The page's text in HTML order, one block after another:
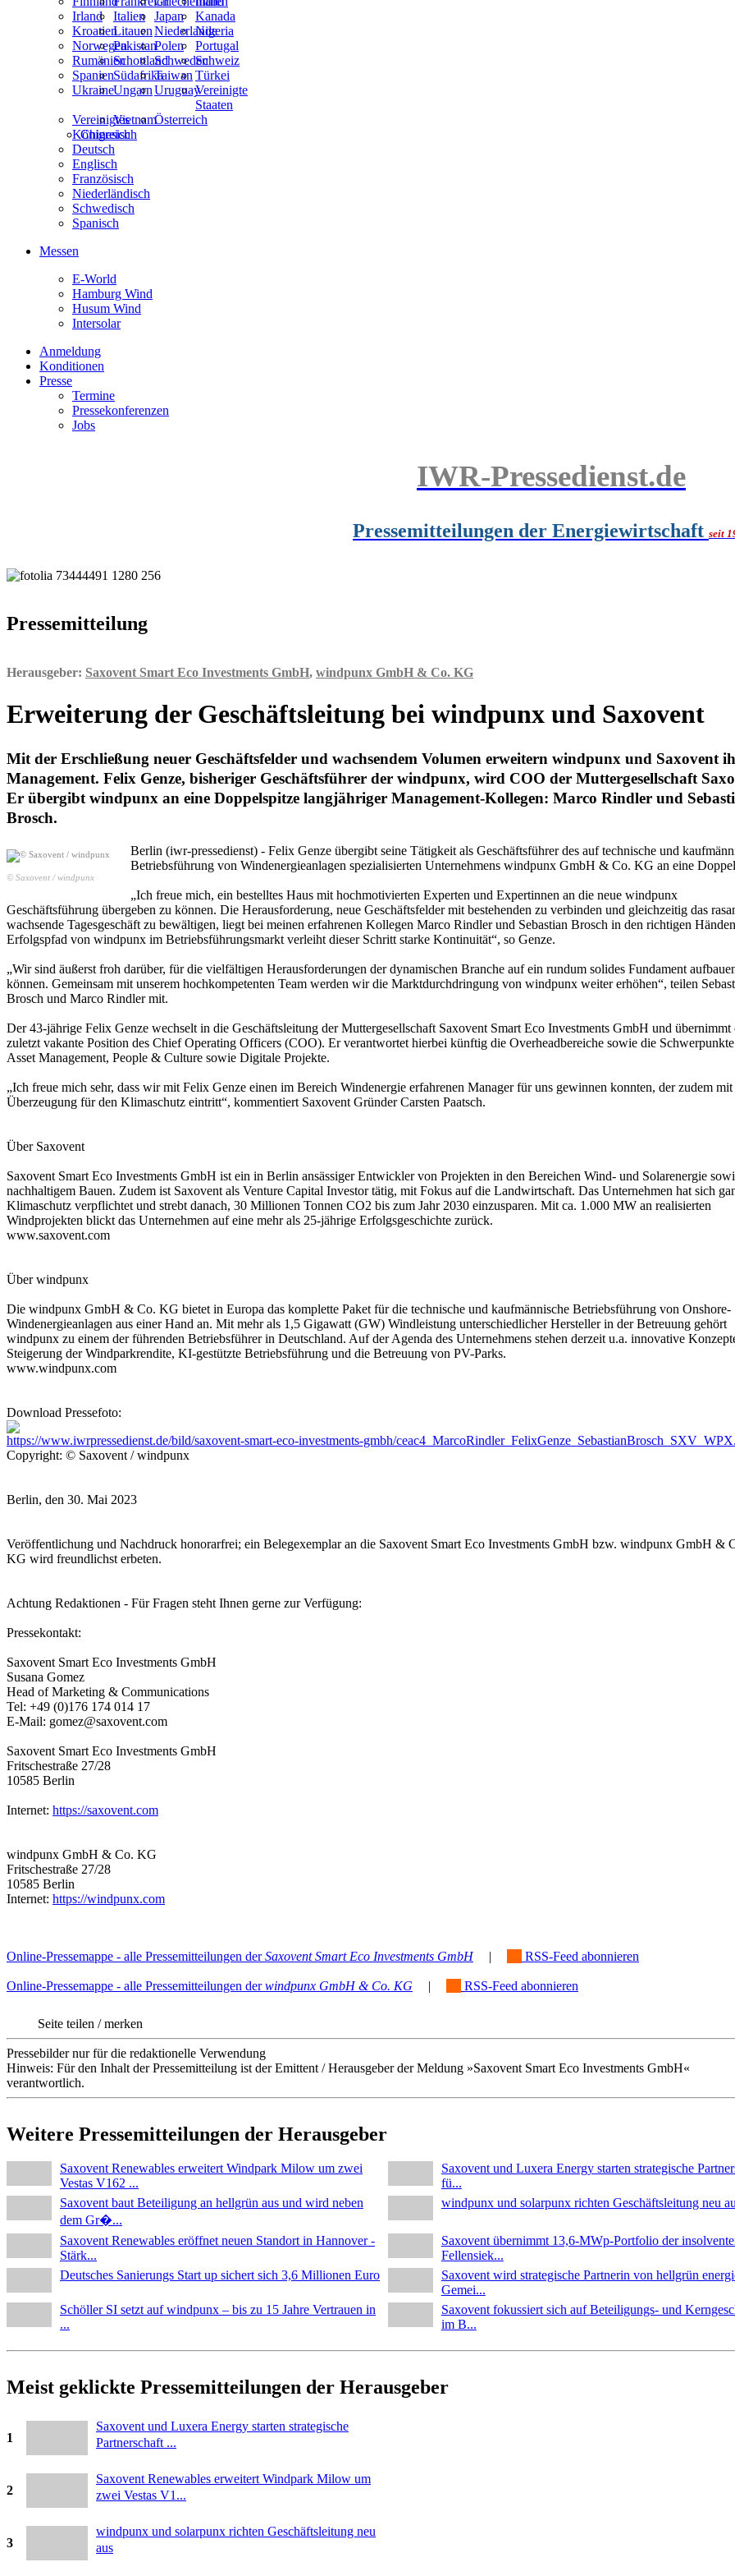
Irland
Italien Japan
Kanada
KroatienLitauenNiederlande
Nigeria
NorwegenPakistanPolen
Portugal
RumänienSchottlandSchwedenSchweiz
SpanienSüdafrikaTaiwan Türkei
UkraineUngarnUruguayVereinigte
Staaten
Vereinigtes
Königreich
VietnamÖsterreich
Chinesisch
Deutsch
Englisch
Französisch
Niederländisch
Schwedisch
Spanisch
Messen
E-World
Hamburg Wind
Husum Wind
Intersolar
Anmeldung
Konditionen
Presse
Termine
Pressekonferenzen
Jobs
IWR-Pressedienst.de
Pressemitteilungen der Energiewirtschaft seit
Pressemitteilung
Herausgeber: Saxovent Smart Eco Investments GmbH, windpunx GmbH & Co. KG
Erweiterung der Geschäftsleitung bei windpunx und Saxovent
Mit der Erschließung neuer Geschäftsfelder und wachsendem Volumen erweitern windpunx und Saxovent
Management. Felix Genze, bisheriger Geschäftsführer der windpunx, wird COO der Muttergesellschaft
Er übergibt windpunx an eine Doppelspitze langjähriger Management-Kollegen: Marco Rindler und
Brosch.
© Saxovent / windpunx
Berlin (iwr-pressedienst) - Felix Genze übergibt seine Tätigkeit als Geschäftsführer des auf technische und
Betriebsführung von Windenergieanlagen spezialisierten Unternehmens windpunx GmbH & Co. KG an eine
„Ich freue mich, ein bestelltes Haus mit hochmotivierten Experten und Expertinnen an die neue windpunx
Geschäftsführung übergeben zu können. Die Herausforderung, neue Geschäftsfelder mit bestehenden zu verbinden und gleichzeitig das
wachsende Tagesgeschäft zu bewältigen, liegt bei meinen erfahrenen Kollegen Marco Rindler und Sebastian Brosch in den richtigen
Erfolgspfad von windpunx im Betriebsführungsmarkt verleiht dieser Schritt starke Kontinuität“, so Genze.
„Wir sind äußerst froh darüber, für die vielfältigen Herausforderungen der dynamischen Branche auf ein rundum solides Fundament
können. Gemeinsam mit unserem hochkompetenten Team werden wir die Marktdurchdringung von windpunx weiter erhöhen“, teilen
Brosch und Marco Rindler mit.
Der 43-jährige Felix Genze wechselt in die Geschäftsleitung der Muttergesellschaft Saxovent Smart Eco Investments GmbH und übernimmt
zuletzt vakante Position des Chief Operating Officers (COO). Er verantwortet hierbei künftig die Overheadbereiche sowie die
Asset Management, People & Culture sowie Digitale Projekte.
„Ich freue mich sehr, dass wir mit Felix Genze einen im Bereich Windenergie erfahrenen Manager für uns gewinnen konnten, der zudem
Überzeugung für den Klimaschutz eintritt“, kommentiert Saxovent Gründer Carsten Paatsch.
Über Saxovent
Saxovent Smart Eco Investments GmbH ist ein in Berlin ansässiger Entwickler von Projekten in den Bereichen Wind- und Solarenergie
nachhaltigem Bauen. Zudem ist Saxovent als Venture Capital Investor tätig, mit Fokus auf die Landwirtschaft. Das Unternehmen hat sich
Klimaschutz verpflichtet und strebt danach, 30 Millionen Tonnen CO2 bis zum Jahr 2030 einzusparen. Mit ca. 1.000 MW an realisierten
Windprojekten blickt das Unternehmen auf eine mehr als 25-jährige Erfolgsgeschichte zurück.
www.saxovent.com
Über windpunx
Die windpunx GmbH & Co. KG bietet in Europa das komplette Paket für die technische und kaufmännische Betriebsführung von Onshore-
Windenergieanlagen aus einer Hand an. Mit mehr als 1,5 Gigawatt (GW) Windleistung unterschiedlicher Hersteller in der Betreuung gehört
windpunx zu einem der führenden Betriebsführer in Deutschland. Auf der Agenda des Unternehmens stehen derzeit u.a. innovative
Steigerung der Windparkrendite, KI-gestützte Betriebsführung und die Betreuung von PV-Parks.
www.windpunx.com
Download Pressefoto:
https://www.iwrpressedienst.de/bild/saxovent-smart-eco-investments-gmbh/
Copyright: © Saxovent / windpunx
Berlin, den 30. Mai 2023
Veröffentlichung und Nachdruck honorarfrei; ein Belegexemplar an die Saxovent Smart Eco Investments GmbH bzw. windpunx GmbH &
KG wird freundlichst erbeten.
Achtung Redaktionen - Für Fragen steht Ihnen gerne zur Verfügung:
Pressekontakt:
Saxovent Smart Eco Investments GmbH
Susana Gomez
Head of Marketing & Communications
Tel: +49 (0)176 174 014 17
E-Mail: gomez@saxovent.com
Saxovent Smart Eco Investments GmbH
Fritschestraße 27/28
10585 Berlin
Internet: https://saxovent.com
windpunx GmbH & Co. KG
Fritschestraße 27/28
10585 Berlin
Internet: https://windpunx.com
Online-Pressemappe - alle Pressemitteilungen derSaxovent Smart Eco Investments GmbH | RSS-Feed abonnieren
Online-Pressemappe - alle Pressemitteilungen derwindpunx GmbH & Co. KG | RSS-Feed abonnieren
Seite teilen / merken
Pressebilder nur für die redaktionelle Verwendung
Hinweis: Für den Inhalt der Pressemitteilung ist der Emittent / Herausgeber der Meldung »Saxovent Smart Eco Investments GmbH«
verantwortlich.
Weitere Pressemitteilungen der Herausgeber
Saxovent Renewables erweitert Windpark Milow um zwei
Vestas V162 ...
Saxovent und Luxera Energy starten strategische
fü...
Saxovent baut Beteiligung an hellgrün aus und wird neben
dem Gr�...
windpunx und solarpunx richten Geschäftsleitung neu
Saxovent Renewables eröffnet neuen Standort in Hannover -
Stärk...
Saxovent übernimmt 13,6-MWp-Portfolio der
Fellensiek...
Deutsches Sanierungs Start up sichert sich 3,6 Millionen Euro
Saxovent wird strategische Partnerin von hellgrün
Gemei...
Schöller SI setzt auf windpunx – bis zu 15 Jahre Vertrauen in
...
Saxovent fokussiert sich auf Beteiligungs- und
im B...
Meist geklickte Pressemitteilungen der Herausgeber
1
Saxovent und Luxera Energy starten strategische
Partnerschaft ...
2
Saxovent Renewables erweitert Windpark Milow um
zwei Vestas V1...
3
windpunx und solarpunx richten Geschäftsleitung neu
aus